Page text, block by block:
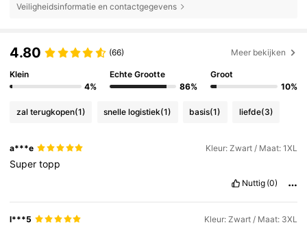
Veiligheidsinformatie en contactgegevens
4.80 (66) Meer bekijken
Klein
4%
Echte Grootte
86%
Groot
10%
zal terugkopen(1) snelle logistiek(1) basis(1) liefde(3)
a***e Kleur: Zwart / Maat: 1XL
Supertopp
Nuttig (0)
l***5 Kleur: Zwart / Maat: 3XL